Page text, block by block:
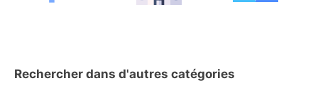
Rechercher dans d'autres catégories